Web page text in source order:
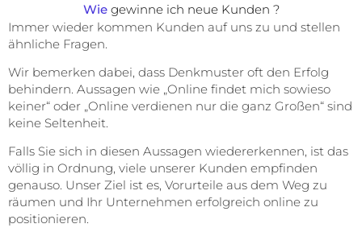
Wie gewinne ich neue Kunden ?
Immer wieder kommen Kunden auf uns zu und stellen
ähnliche Fragen.
Wir bemerken dabei, dass Denkmuster oft den Erfolg
behindern. Aussagen wie „Online findet mich sowieso
keiner“ oder „Online verdienen nur die ganz Großen“ sind
keine Seltenheit.
Falls Sie sich in diesen Aussagen wiedererkennen, ist das
völlig in Ordnung, viele unserer Kunden empfinden
genauso. Unser Ziel ist es, Vorurteile aus dem Weg zu
räumen und Ihr Unternehmen erfolgreich online zu
positionieren.